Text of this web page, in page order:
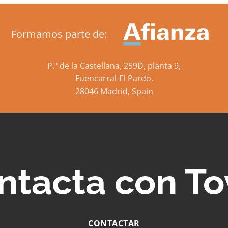
Formamos parte de:
P.º de la Castellana, 259D, planta 9,
Fuencarral-El Pardo,
28046 Madrid, Spain
con
CONTACTAR